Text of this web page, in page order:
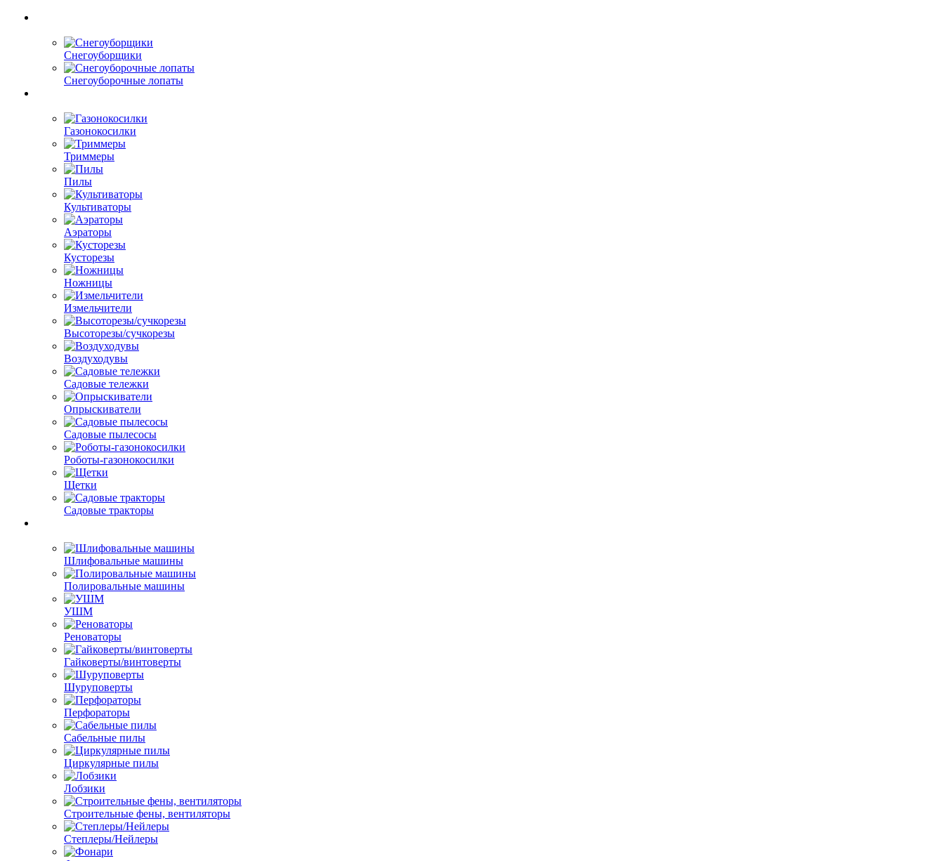
Снегоуборщики
Снегоуборочные лопаты
Газонокосилки
Триммеры
Пилы
Культиваторы
Аэраторы
Кусторезы
Ножницы
Измельчители
Высоторезы/сучкорезы
Воздуходувы
Садовые тележки
Опрыскиватели
Садовые пылесосы
Роботы-газонокосилки
Щетки
Садовые тракторы
Шлифовальные машины
Полировальные машины
УШМ
Реноваторы
Гайковерты/винтоверты
Шуруповерты
Перфораторы
Сабельные пилы
Циркулярные пилы
Лобзики
Строительные фены, вентиляторы
Степлеры/Нейлеры